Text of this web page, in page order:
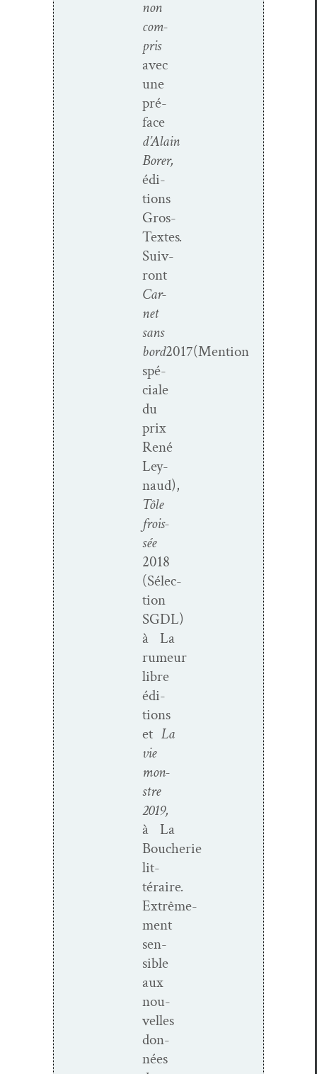
non
com­
pris
avec
une
pré­
face
d’Alain
Bor­er,
édi­
tions
Gros­
Textes.
Suiv­
ront
Car­
net
sans
bord2017(Mention
spé­
ciale
du
prix
René
Ley­
naud),
Tôle
frois­
sée
2018
(Sélec­
tion
SGDL)
à La
rumeur
libre
édi­
tions
et La
vie
mon­
stre
2019,
à La
Boucherie
lit­
téraire.
Extrême­
ment
sen­
si­ble
aux
nou­
velles
don­
nées